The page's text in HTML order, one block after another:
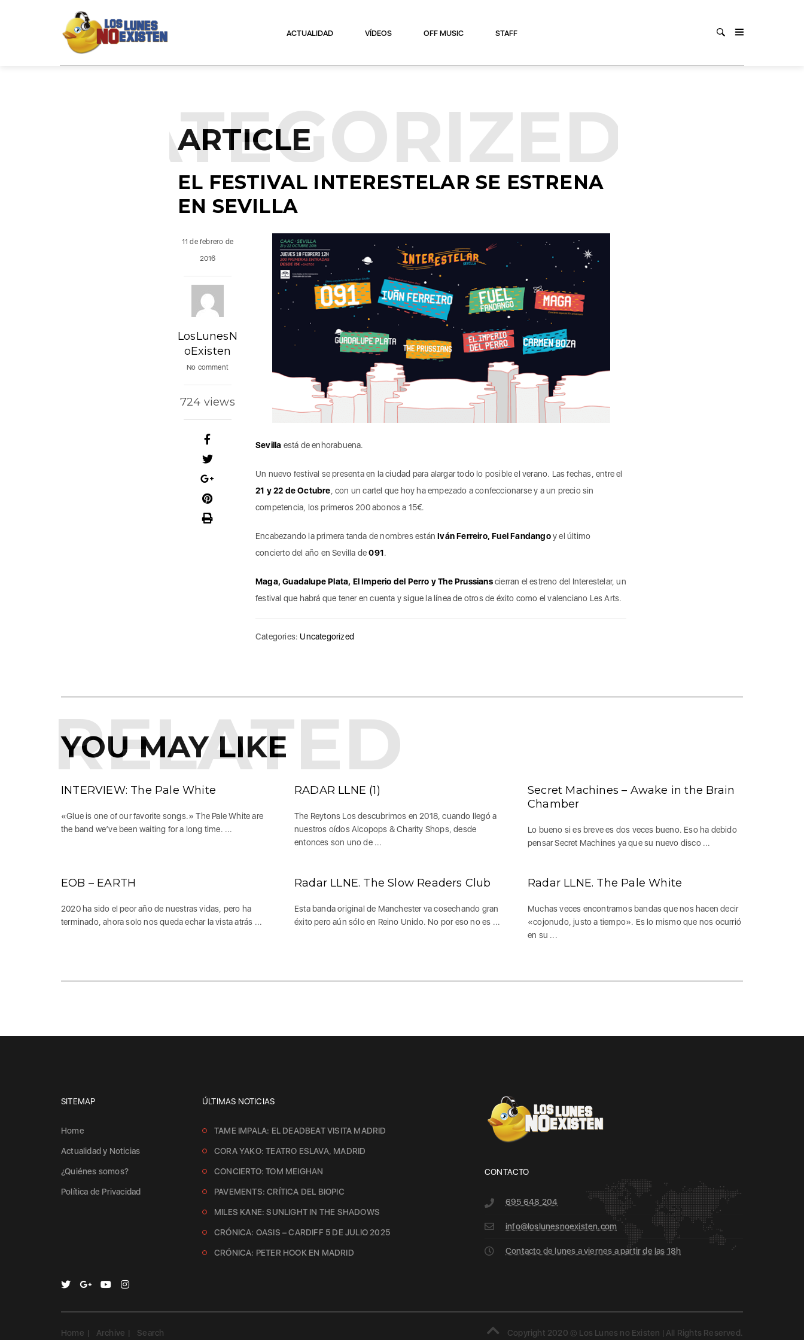
ACTUALIDAD VÍDEOS OFF MUSIC STAFF
ARTICLE
EL FESTIVAL INTERESTELAR SE ESTRENA
EN SEVILLA
Sevilla está de enhorabuena.
Un nuevo festival se presenta en la ciudad para alargar todo lo posible el verano. Las fechas, entre el
21 y 22 de Octubre , con un cartel que hoy ha empezado a confeccionarse y a un precio sin
competencia, los primeros 200 abonos a 15€.
Encabezando la primera tanda de nombres estánIván Ferreiro, Fuel Fandangoy el último
concierto del año en Sevilla de091.
Maga, Guadalupe Plata, El Imperio del Perro y The Prussianscierran el estreno del Interestelar, un
festival que habrá que tener en cuenta y sigue la línea de otros de éxito como el valenciano Les Arts.
Categories: Uncategorized
11 de febrero de
2016
LosLunesN
oExisten
No comment
724 views
YOU MAY LIKE
RELATED
INTERVIEW: The Pale White
«Glue is one of our favorite songs.» The Pale White are
the band we’ve been waiting for a long time. ...
RADAR LLNE (1)
The Reytons Los descubrimos en 2018, cuando llegó a
nuestros oídos Alcopops & Charity Shops, desde
entonces son uno de ...
Secret Machines – Awake in the Brain
Chamber
Lo bueno si es breve es dos veces bueno. Eso ha debido
pensar Secret Machines ya que su nuevo disco ...
EOB – EARTH
2020 ha sido el peor año de nuestras vidas, pero ha
terminado, ahora solo nos queda echar la vista atrás ...
Radar LLNE. The Slow Readers Club
Esta banda original de Manchester va cosechando gran
éxito pero aún sólo en Reino Unido. No por eso no es ...
Radar LLNE. The Pale White
Muchas veces encontramos bandas que nos hacen decir
«cojonudo, justo a tiempo». Es lo mismo que nos ocurrió
en su ...
SITEMAP
Home
Actualidad y Noticias
¿Quiénes somos?
Política de Privacidad
ÚLTIMAS NOTICIAS
TAME IMPALA: EL DEADBEAT VISITA MADRID
CORA YAKO: TEATRO ESLAVA, MADRID
CONCIERTO: TOM MEIGHAN
PAVEMENTS: CRÍTICA DEL BIOPIC
MILES KANE: SUNLIGHT IN THE SHADOWS
CRÓNICA: OASIS – CARDIFF 5 DE JULIO 2025
CRÓNICA: PETER HOOK EN MADRID
CONTACTO
695 648 204
info@loslunesnoexisten.com
Contacto de lunes a viernes a partir de las 18h
Home Archive Search Copyright 2020 © Los Lunes no Existen | All Rights Reserved.